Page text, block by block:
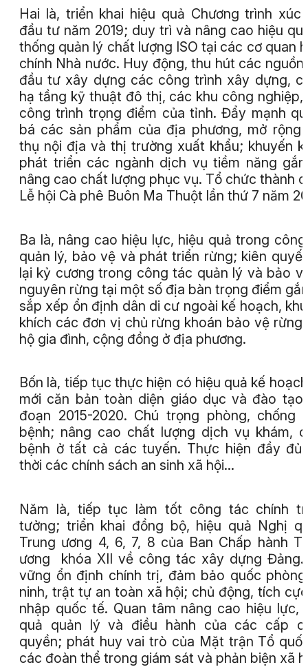
Hai là, triển khai hiệu quả Chương trình xúc
đầu tư năm 2019; duy trì và nâng cao hiệu
thống quản lý chất lượng ISO tại các cơ quan
chính Nhà nước. Huy động, thu hút các nguồn
đầu tư xây dựng các công trình xây dựng,
hạ tầng kỹ thuật đô thị, các khu công nghiệp,
công trình trọng điểm của tỉnh. Đẩy mạnh
bá các sản phẩm của địa phương, mở rộng
thụ nội địa và thị trường xuất khẩu; khuyến
phát triển các ngành dịch vụ tiềm năng
nâng cao chất lượng phục vụ. Tổ chức thành
Lễ hội Cà phê Buôn Ma Thuột lần thứ 7 năm
Ba là, nâng cao hiệu lực, hiệu quả trong
quản lý, bảo vệ và phát triển rừng; kiên
lại kỷ cương trong công tác quản lý và bảo
nguyên rừng tại một số địa bàn trọng điểm
sắp xếp ổn định dân di cư ngoài kế hoạch,
khích các đơn vị chủ rừng khoán bảo vệ rừng
hộ gia đình, cộng đồng ở địa phương.
Bốn là, tiếp tục thực hiện có hiệu quả kế
mới căn bản toàn diện giáo dục và đào tạo
đoạn 2015-2020. Chú trọng phòng, chống
bệnh; nâng cao chất lượng dịch vụ khám,
bệnh ở tất cả các tuyến. Thực hiện đầy
thời các chính sách an sinh xã hội...
Năm là, tiếp tục làm tốt công tác chính
tưởng; triển khai đồng bộ, hiệu quả Nghị
Trung ương 4, 6, 7, 8 của Ban Chấp hành
ương khóa XII về công tác xây dựng Đảng.
vững ổn định chính trị, đảm bảo quốc
ninh, trật tự an toàn xã hội; chủ động, tích
nhập quốc tế. Quan tâm nâng cao hiệu lực,
quả quản lý và điều hành của các cấp
quyền; phát huy vai trò của Mặt trận Tổ
các đoàn thể trong giám sát và phản biện xã